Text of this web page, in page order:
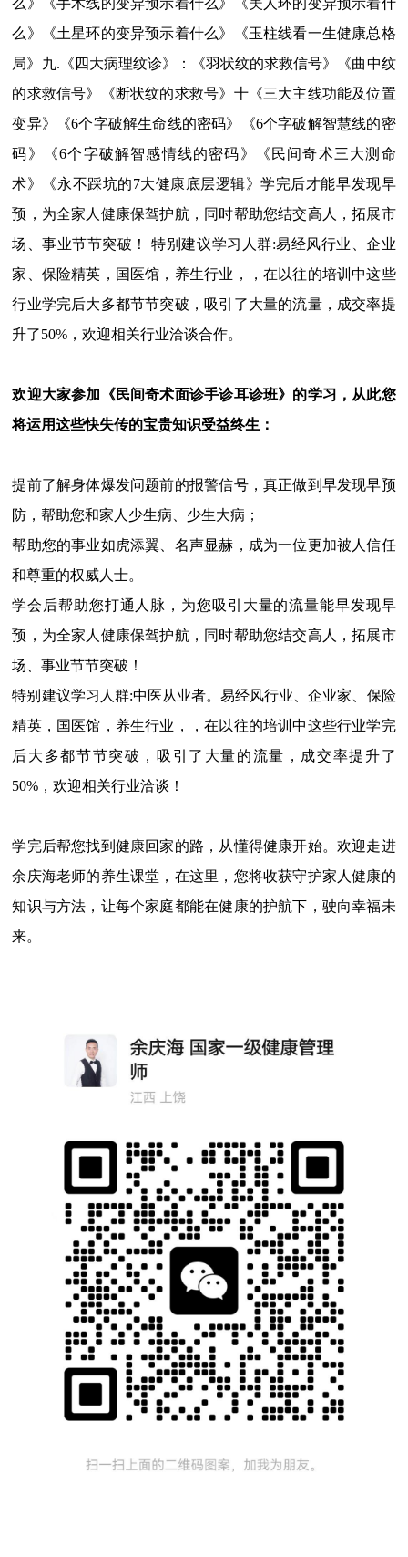
么》《手术线的变异预示着什么》《美人环的变异预示着什
么》《土星环的变异预示着什么》《玉柱线看一生健康总格
局》九.《四大病理纹诊》：《羽状纹的求救信号》《曲中纹
的求救信号》《断状纹的求救号》十《三大主线功能及位置
变异》《6个字破解生命线的密码》《6个字破解智慧线的密
码》《6个字破解智感情线的密码》《民间奇术三大测命
术》《永不踩坑的7大健康底层逻辑》学完后才能早发现早
预，为全家人健康保驾护航，同时帮助您结交高人，拓展市
场、事业节节突破！ 特别建议学习人群:易经风行业、企业
家、保险精英，国医馆，养生行业，，在以往的培训中这些
行业学完后大多都节节突破，吸引了大量的流量，成交率提
升了50%，欢迎相关行业洽谈合作。
欢迎大家参加《民间奇术面诊手诊耳诊班》的学习，从此您
将运用这些快失传的宝贵知识受益终生：
提前了解身体爆发问题前的报警信号，真正做到早发现早预
防，帮助您和家人少生病、少生大病；
帮助您的事业如虎添翼、名声显赫，成为一位更加被人信任
和尊重的权威人士。
学会后帮助您打通人脉，为您吸引大量的流量能早发现早
预，为全家人健康保驾护航，同时帮助您结交高人，拓展市
场、事业节节突破！
特别建议学习人群:中医从业者。易经风行业、企业家、保险
精英，国医馆，养生行业，，在以往的培训中这些行业学完
后大多都节节突破，吸引了大量的流量，成交率提升了
50%，欢迎相关行业洽谈！
学完后帮您找到健康回家的路，从懂得健康开始。欢迎走进
余庆海老师的养生课堂，在这里，您将收获守护家人健康的
知识与方法，让每个家庭都能在健康的护航下，驶向幸福未
来。